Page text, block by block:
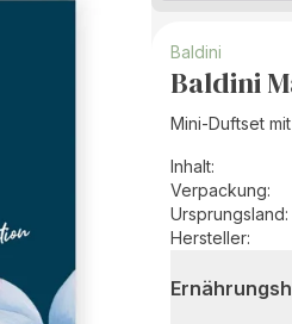
Baldini
Baldini
Mini-Duftset
Inhalt:
Verpackung:
Ursprungsland:
Hersteller: